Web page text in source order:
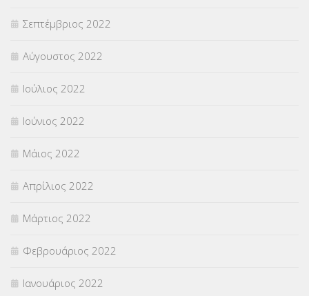
Σεπτέμβριος 2022
Αύγουστος 2022
Ιούλιος 2022
Ιούνιος 2022
Μάιος 2022
Απρίλιος 2022
Μάρτιος 2022
Φεβρουάριος 2022
Ιανουάριος 2022